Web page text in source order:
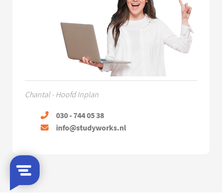
Chantal - Hoofd Inplan
030 - 744 05 38
info@studyworks.nl